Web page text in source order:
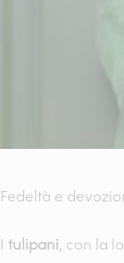
Fedeltà e
I tulipani, con la